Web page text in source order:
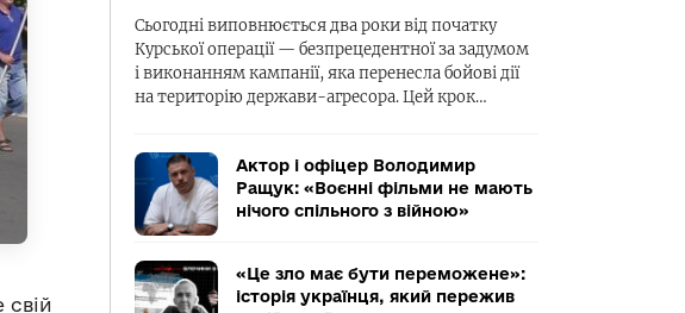
Сьогодні виповнюється два роки від початку
Курської операції — безпрецедентної за задумом
і виконанням кампанії, яка перенесла бойові дії
на територію держави-агресора. Цей крок…
Актор і офіцер Володимир
Ращук: «Воєнні фільми не мають
нічого спільного з війною»
«Це зло має бути переможене»:
історія українця, який пережив